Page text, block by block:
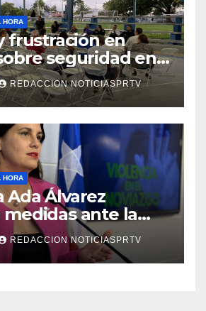
HORA
frustración en
seguridad en
REDACCION NOTICIASPRTV
HORA
Ada Álvarez
ante la
el noviazgo
REDACCION NOTICIASPRTV